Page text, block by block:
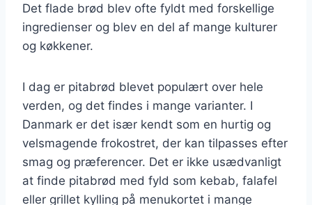
Det flade brød blev ofte fyldt med forskellige
ingredienser og blev en del af mange kulturer
og køkkener.
I dag er pitabrød blevet populært over hele
verden, og det findes i mange varianter. I
Danmark er det især kendt som en hurtig og
velsmagende frokostret, der kan tilpasses efter
smag og præferencer. Det er ikke usædvanligt
at finde pitabrød med fyld som kebab, falafel
eller grillet kylling på menukortet i mange